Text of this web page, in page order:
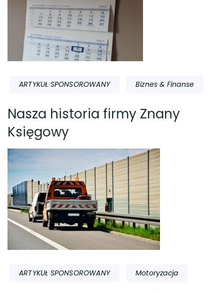
ARTYKUŁ SPONSOROWANY Biznes & Finanse
Nasza historia firmy Znany
Księgowy
ARTYKUŁ SPONSOROWANY Motoryzacja